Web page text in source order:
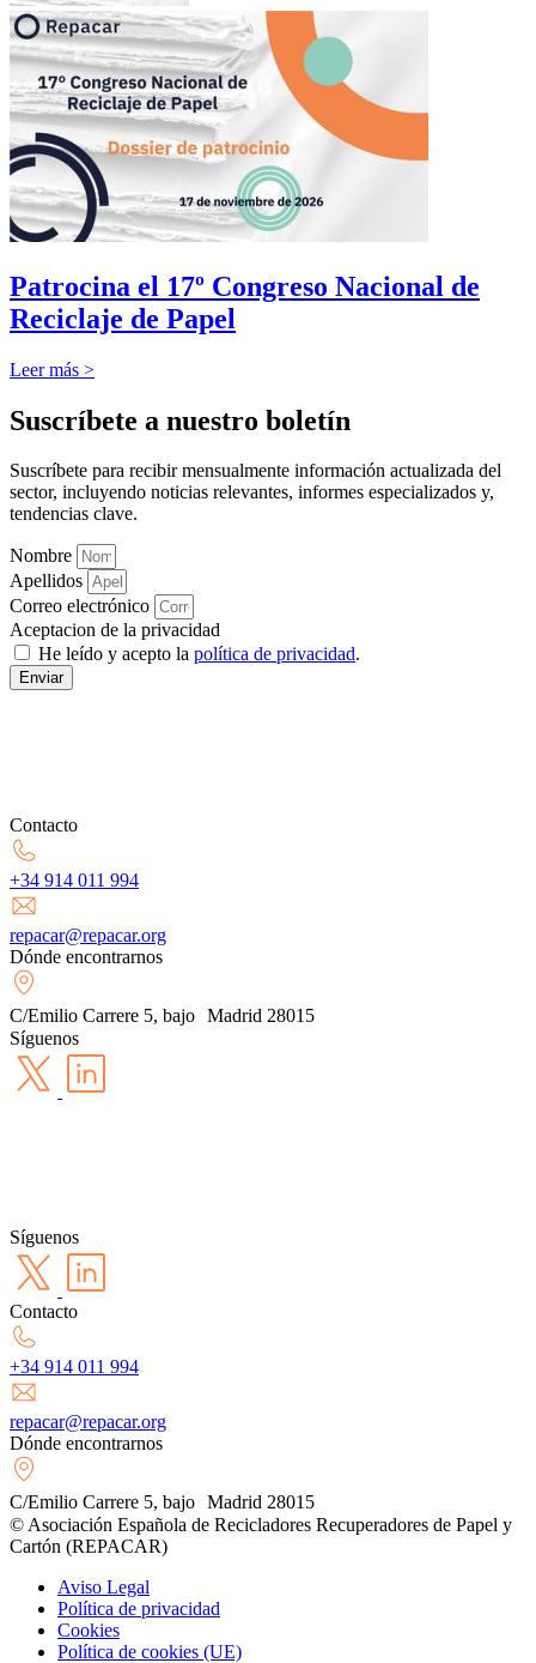
Patrocina el 17º Congreso Nacional de
Reciclaje de Papel
Leer más >
Suscríbete a nuestro boletín
Suscríbete para recibir mensualmente información actualizada del
sector, incluyendo noticias relevantes, informes especializados y,
tendencias clave.
Nombre
Apellidos
Correo electrónico
Aceptacion de la privacidad
He leído y acepto la política de privacidad.
Enviar
Contacto
+34 914 011 994
repacar@repacar.org
Dónde encontrarnos
C/Emilio Carrere 5, bajo Madrid 28015
Síguenos
Síguenos
Contacto
+34 914 011 994
repacar@repacar.org
Dónde encontrarnos
C/Emilio Carrere 5, bajo Madrid 28015
© Asociación Española de Recicladores Recuperadores de Papel y
Cartón (REPACAR)
Aviso Legal
Política de privacidad
Cookies
Política de cookies (UE)